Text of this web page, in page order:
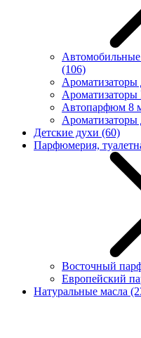
(106)
Ароматизаторы
Автопарфюм 8
Детские духи (60)
Парфюмерия,
Восточный
Европейский
Натуральные масла